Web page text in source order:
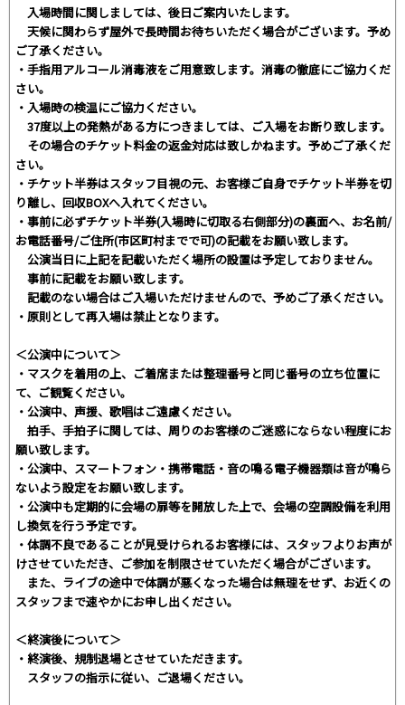
入場時間に関しましては、後日ご案内いたします。
天候に関わらず屋外で長時間お待ちいただく場合がございます。予め
ご了承ください。
・手指用アルコール消毒液をご用意致します。消毒の徹底にご協力くだ
さい。
・入場時の検温にご協力ください。
37度以上の発熱がある方につきましては、ご入場をお断り致します。
その場合のチケット料金の返金対応は致しかねます。予めご了承くだ
さい。
・チケット半券はスタッフ目視の元、お客様ご自身でチケット半券を切
り離し、回収BOXへ入れてください。
・事前に必ずチケット半券(入場時に切取る右側部分)の裏面へ、お名前/
お電話番号/ご住所(市区町村までで可)の記載をお願い致します。
公演当日に上記を記載いただく場所の設置は予定しておりません。
事前に記載をお願い致します。
記載のない場合はご入場いただけませんので、予めご了承ください。
・原則として再入場は禁止となります。
＜公演中について＞
・マスクを着用の上、ご着席または整理番号と同じ番号の立ち位置に
て、ご観覧ください。
・公演中、声援、歌唱はご遠慮ください。
拍手、手拍子に関しては、周りのお客様のご迷惑にならない程度にお
願い致します。
・公演中、スマートフォン・携帯電話・音の鳴る電子機器類は音が鳴ら
ないよう設定をお願い致します。
・公演中も定期的に会場の扉等を開放した上で、会場の空調設備を利用
し換気を行う予定です。
・体調不良であることが見受けられるお客様には、スタッフよりお声が
けさせていただき、ご参加を制限させていただく場合がございます。
また、ライブの途中で体調が悪くなった場合は無理をせず、お近くの
スタッフまで速やかにお申し出ください。
＜終演後について＞
・終演後、規制退場とさせていただきます。
スタッフの指示に従い、ご退場ください。